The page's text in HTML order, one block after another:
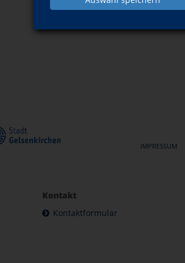
IMPRESSUM
Kontakt
Kontaktformular